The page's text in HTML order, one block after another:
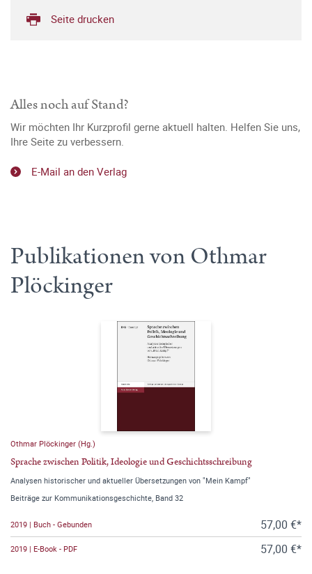
Seite drucken
Alles noch auf Stand?
Wir möchten Ihr Kurzprofil gerne aktuell halten. Helfen Sie uns,
Ihre Seite zu verbessern.
E-Mail an den Verlag
Publikationen von Othmar
Plöckinger
Othmar Plöckinger (Hg.)
Sprache zwischen Politik, Ideologie und Geschichtsschreibung
Analysen historischer und aktueller Übersetzungen von "Mein Kampf"
Beiträge zur Kommunikationsgeschichte, Band 32
2019 | Buch - Gebunden 57,00 €*
2019 | E-Book - PDF 57,00 €*